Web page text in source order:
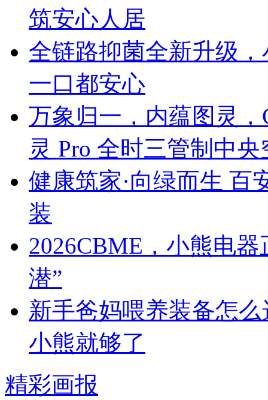
筑安心人居
全链路抑菌全新升级
一口都安心
万象归一，内蕴图灵
灵 Pro 全时三管制中央
健康筑家·向绿而生 百
装
2026CBME，小熊电
潜”
新手爸妈喂养装备怎
小熊就够了
精彩画报